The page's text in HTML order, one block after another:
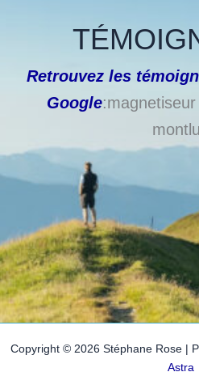
Retrouvez les
Google
Copyright © 2026 Stéphane Rose |
Astra